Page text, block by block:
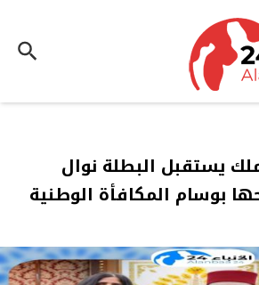
يستقبل البطلة نوال
بوسام المكافأة الوطنية